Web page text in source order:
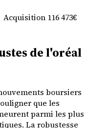
Acquisition 116 473€
de l'oréal
boursiers
que les
parmi les plus
La robustesse